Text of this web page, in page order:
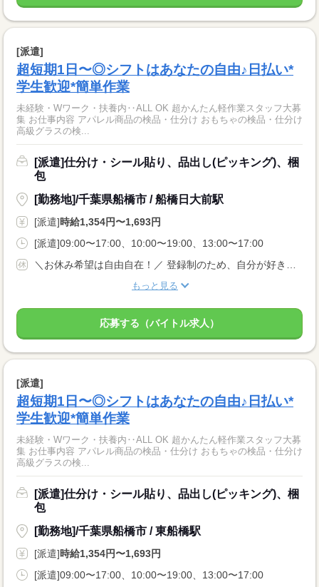
[派遣]
超短期1日〜◎シフトはあなたの自由♪日払い*
学生歓迎*簡単作業
未経験・Wワーク・扶養内‥ALL OK 超かんたん軽作業スタッフ大募
集 お仕事内容 アパレル商品の検品・仕分け おもちゃの検品・仕分け
高級グラスの検...
[派遣]仕分け・シール貼り、品出し(ピッキング)、梱
包
[勤務地]/千葉県船橋市 / 船橋日大前駅
[派遣]時給1,354円〜1,693円
[派遣]09:00〜17:00、10:00〜19:00、13:00〜17:00
もっと見る
応募する（バイトル求人）
[派遣]
超短期1日〜◎シフトはあなたの自由♪日払い*
学生歓迎*簡単作業
未経験・Wワーク・扶養内‥ALL OK 超かんたん軽作業スタッフ大募
集 お仕事内容 アパレル商品の検品・仕分け おもちゃの検品・仕分け
高級グラスの検...
[派遣]仕分け・シール貼り、品出し(ピッキング)、梱
包
[勤務地]/千葉県船橋市 / 東船橋駅
[派遣]時給1,354円〜1,693円
[派遣]09:00〜17:00、10:00〜19:00、13:00〜17:00